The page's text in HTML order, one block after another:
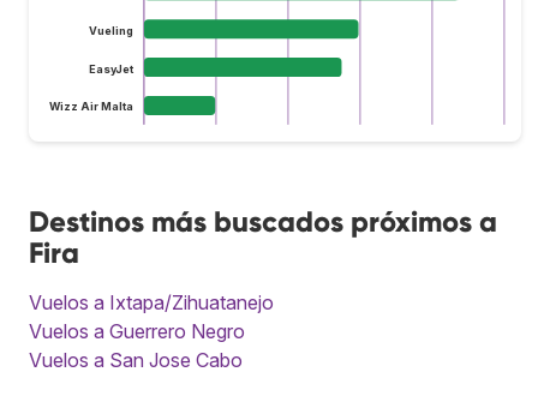
Vueling
EasyJet
Wizz Air Malta
Destinos más buscados próximos a
Fira
Vuelos a Ixtapa/Zihuatanejo
Vuelos a Guerrero Negro
Vuelos a San Jose Cabo